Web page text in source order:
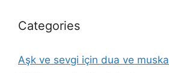
Categories
Aşk ve sevgi için dua ve muska